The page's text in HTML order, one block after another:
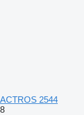
ACTROS 2544
8